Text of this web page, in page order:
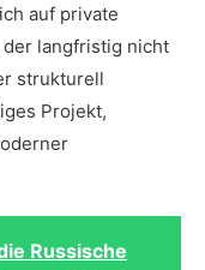
auf private
der langfristig nicht
strukturell
Projekt,
Russische